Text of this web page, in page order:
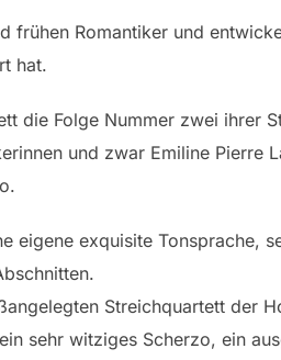
frühen Romantiker und
hat.
die Folge Nummer zwei ihrer
und zwar Emiline Pierre
eigene exquisite Tonsprache,
Streichquartett der
sehr witziges Scherzo, ein